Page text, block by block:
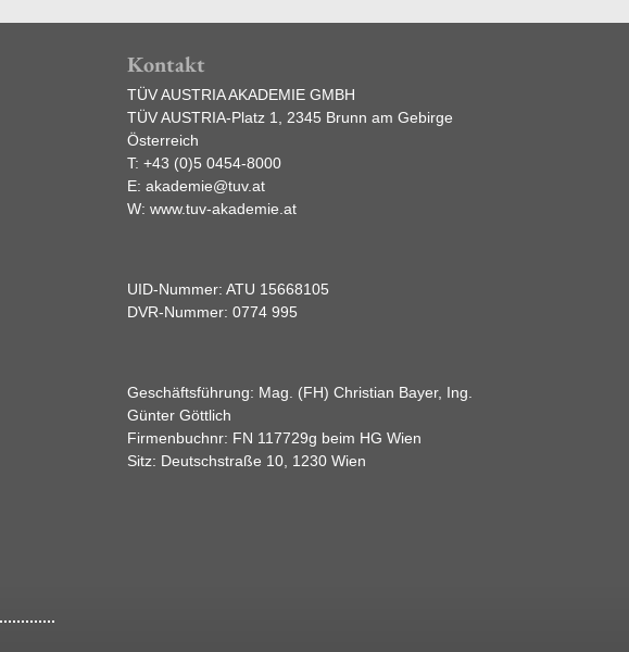
Kontakt
TÜV AUSTRIA AKADEMIE GMBH
TÜV AUSTRIA-Platz 1, 2345 Brunn am Gebirge
Österreich
T: +43 (0)5 0454-8000
E: akademie@tuv.at
W: www.tuv-akademie.at
UID-Nummer: ATU 15668105
DVR-Nummer: 0774 995
Geschäftsführung: Mag. (FH) Christian Bayer, Ing.
Günter Göttlich
Firmenbuchnr: FN 117729g beim HG Wien
Sitz: Deutschstraße 10, 1230 Wien